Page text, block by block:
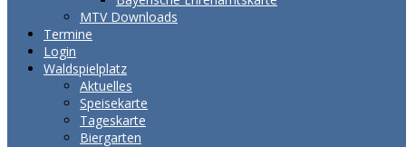
MTV Downloads
Termine
Login
Waldspielplatz
Aktuelles
Speisekarte
Tageskarte
Biergarten